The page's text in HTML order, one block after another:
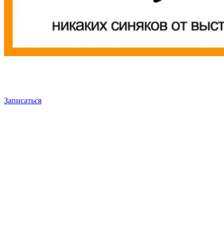
Записаться